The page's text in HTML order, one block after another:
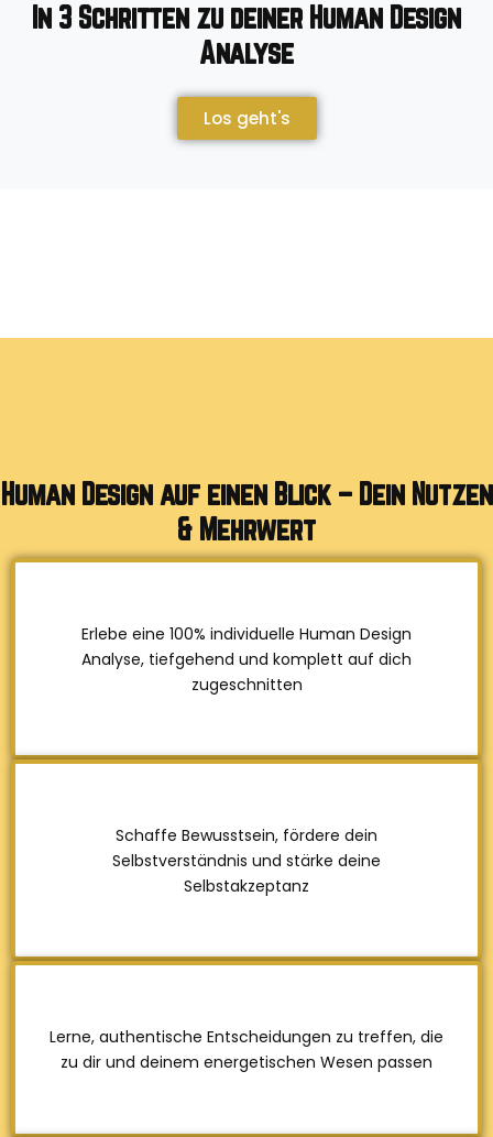
In 3 Schritten zu deiner Human Design
Analyse
Los geht's
Human Design auf einen Blick – Dein Nutzen
& Mehrwert
Erlebe eine 100% individuelle Human Design
Analyse, tiefgehend und komplett auf dich
zugeschnitten
Schaffe Bewusstsein, fördere dein
Selbstverständnis und stärke deine
Selbstakzeptanz
Lerne, authentische Entscheidungen zu treffen, die
zu dir und deinem energetischen Wesen passen